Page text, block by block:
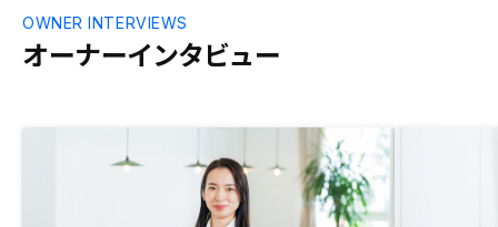
オーナーインタビュー
OWNER INTERVIEWS